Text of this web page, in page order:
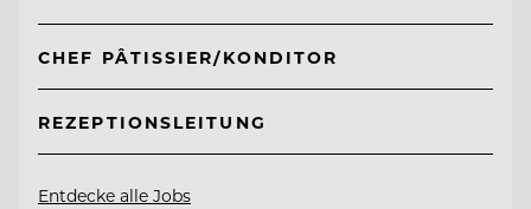
CHEF PÂTISSIER/KONDITOR
REZEPTIONSLEITUNG
Entdecke alle Jobs